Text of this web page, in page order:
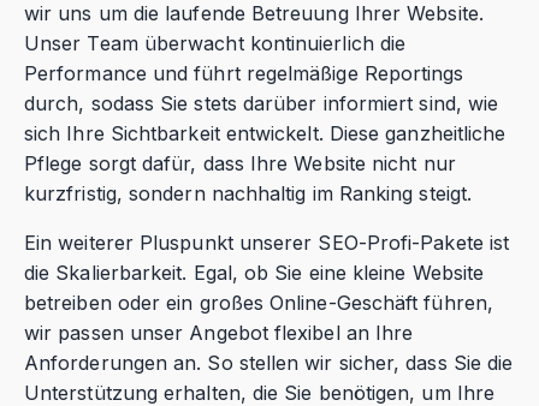
wir uns um die laufende Betreuung Ihrer Website.
Unser Team überwacht kontinuierlich die
Performance und führt regelmäßige Reportings
durch, sodass Sie stets darüber informiert sind, wie
sich Ihre Sichtbarkeit entwickelt. Diese ganzheitliche
Pflege sorgt dafür, dass Ihre Website nicht nur
kurzfristig, sondern nachhaltig im Ranking steigt.
Ein weiterer Pluspunkt unserer SEO-Profi-Pakete ist
die Skalierbarkeit. Egal, ob Sie eine kleine Website
betreiben oder ein großes Online-Geschäft führen,
wir passen unser Angebot flexibel an Ihre
Anforderungen an. So stellen wir sicher, dass Sie die
Unterstützung erhalten, die Sie benötigen, um Ihre